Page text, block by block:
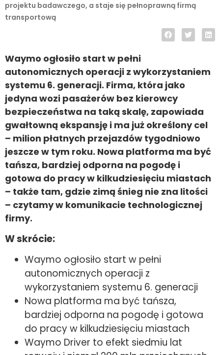
projektu badawczego, a staje się pełnoprawną firmą
transportową
Waymo ogłosiło start w pełni
autonomicznych operacji z wykorzystaniem
systemu 6. generacji. Firma, która jako
jedyna wozi pasażerów bez kierowcy
bezpieczeństwa na taką skalę, zapowiada
gwałtowną ekspansję i ma już określony cel
– milion płatnych przejazdów tygodniowo
jeszcze w tym roku. Nowa platforma ma być
tańsza, bardziej odporna na pogodę i
gotowa do pracy w kilkudziesięciu miastach
– także tam, gdzie zimą śnieg nie zna litości
– czytamy w komunikacie technologicznej
firmy.
W skrócie:
Waymo ogłosiło start w pełni
autonomicznych operacji z
wykorzystaniem systemu 6. generacji
Nowa platforma ma być tańsza,
bardziej odporna na pogodę i gotowa
do pracy w kilkudziesięciu miastach
Waymo Driver to efekt siedmiu lat